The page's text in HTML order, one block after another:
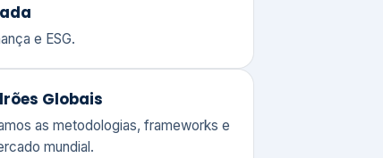
e ESG.
Globais
as metodologias, frameworks e
mundial.